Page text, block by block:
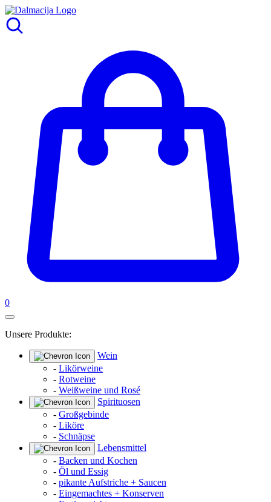
0
Unsere Produkte:
Wein
- Likörweine
- Rotweine
- Weißweine und Rosé
Spirituosen
- Großgebinde
- Liköre
- Schnäpse
Lebensmittel
- Backen und Kochen
- Öl und Essig
- pikante Aufstriche + Saucen
- Eingemachtes + Konserven